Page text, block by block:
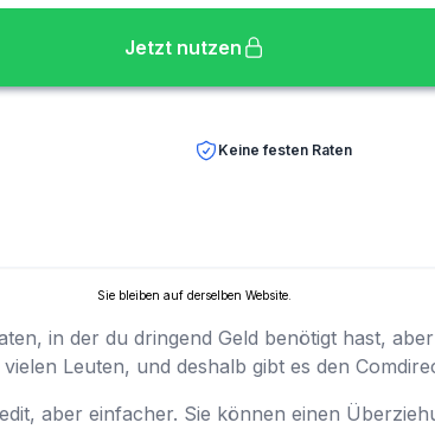
Jetzt nutzen
Keine festen Raten
Sie bleiben auf derselben Website.
in der du dringend Geld benötigt hast,
Leuten, und deshalb gibt es den
aber einfacher. Sie können einen